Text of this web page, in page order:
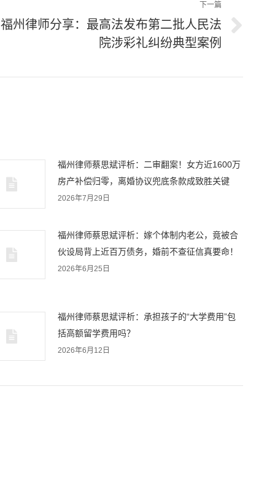
下一篇
福州律师分享：最高法发布第二批人民法
院涉彩礼纠纷典型案例
福州律师蔡思斌评析：二审翻案！女方近1600万
房产补偿归零，离婚协议兜底条款成致胜关键
2026年7月29日
福州律师蔡思斌评析：嫁个体制内老公，竟被合
伙设局背上近百万债务，婚前不查征信真要命！
2026年6月25日
福州律师蔡思斌评析：承担孩子的“大学费用”包
括高额留学费用吗？
2026年6月12日